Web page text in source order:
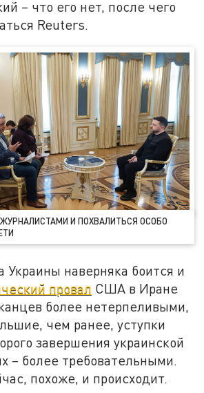
– что его нет, после чего
Reuters.
И ПОХВАЛИТЬСЯ ОСОБО
Украины наверняка боится и
провал США в Иране
более нетерпеливыми,
чем ранее, уступки
завершения украинской
– более требовательными.
похоже, и происходит.